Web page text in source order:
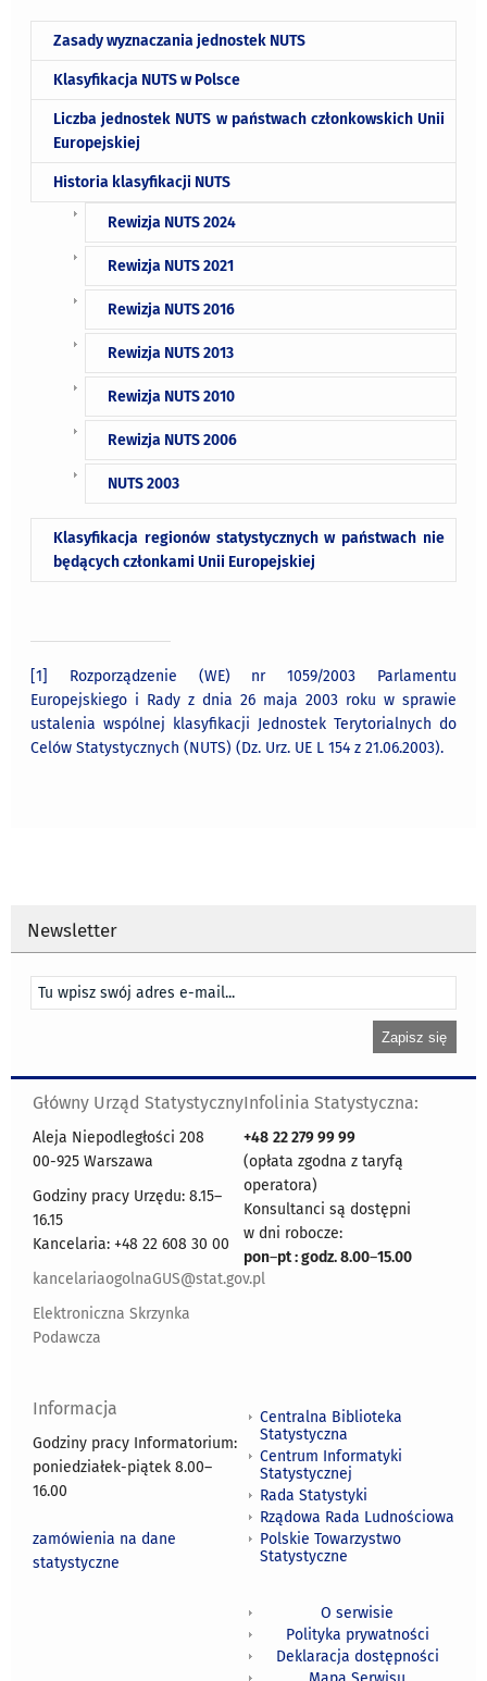
Zasady wyznaczania jednostek NUTS
Klasyfikacja NUTS w Polsce
Liczba jednostek NUTS w państwach członkowskich Unii
Europejskiej
Historia klasyfikacji NUTS
Rewizja NUTS 2024
Rewizja NUTS 2021
Rewizja NUTS 2016
Rewizja NUTS 2013
Rewizja NUTS 2010
Rewizja NUTS 2006
NUTS 2003
Klasyfikacja regionów statystycznych w państwach nie
będących członkami Unii Europejskiej
[1]
Rozporządzenie (WE) nr 1059/2003 Parlamentu
Europejskiego i Rady z dnia 26 maja 2003 roku w sprawie
ustalenia wspólnej klasyfikacji Jednostek Terytorialnych do
Celów Statystycznych (NUTS) (Dz. Urz. UE L 154 z 21.06.2003).
Newsletter
Główny Urząd Statystyczny
Aleja Niepodległości 208
00-925 Warszawa
Godziny pracy Urzędu: 8.15–
16.15
Kancelaria: +48 22 608 30 00
kancelariaogolnaGUS@stat.gov.pl
Elektroniczna Skrzynka
Podawcza
Infolinia Statystyczna:
+48 22 279 99 99
(opłata zgodna z taryfą
operatora)
Konsultanci są dostępni
w dni robocze:
pon–pt : godz. 8.00–15.00
Informacja
Godziny pracy Informatorium:
poniedziałek-piątek 8.00–
16.00
zamówienia na dane
statystyczne
Centralna Biblioteka
Statystyczna
Centrum Informatyki
Statystycznej
Rada Statystyki
Rządowa Rada Ludnościowa
Polskie Towarzystwo
Statystyczne
O serwisie
Polityka prywatności
Deklaracja dostępności